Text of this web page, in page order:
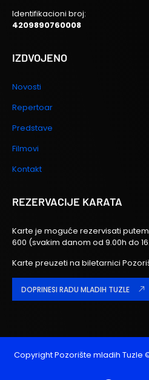
Identifikacioni broj:
4209890760008
IZDVOJENO
Novosti
Repertoar
Predstave
Filmovi
Kontakt
REZERVACIJE KARATA
Karte je moguće rezervisati
600 (svakim danom od 9.00h do
Karte preuzeti na biletarnici
DOPRINESI RADU MLADIH TUZLE
CopyrightPozorište mladih Tuzle